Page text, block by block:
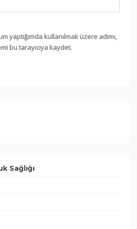
yaptığımda kullanılmak üzere adımı,
bu tarayıcıya kaydet.
Sağlığı